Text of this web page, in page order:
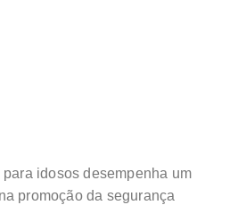
idosos desempenha um
promoção da segurança